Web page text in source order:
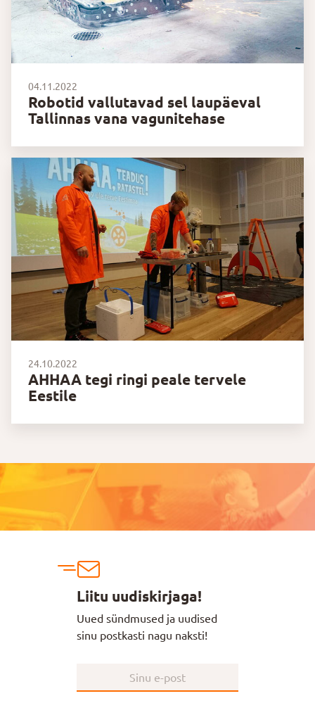
04.11.2022
Robotid vallutavad sel laupäeval
Tallinnas vana vagunitehase
24.10.2022
AHHAA tegi ringi peale tervele
Eestile
Liitu uudiskirjaga!
Uued sündmused ja uudised
sinu postkasti nagu naksti!